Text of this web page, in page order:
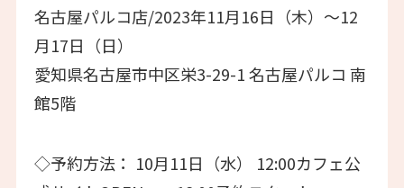
名古屋パルコ店/2023年11月16日（木）～12
月17日（日）
愛知県名古屋市中区栄3-29-1 名古屋パルコ 南
館5階
◇予約方法： 10月11日（水） 12:00カフェ公